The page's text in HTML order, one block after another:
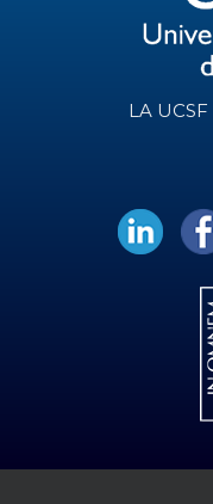
LA UCSF